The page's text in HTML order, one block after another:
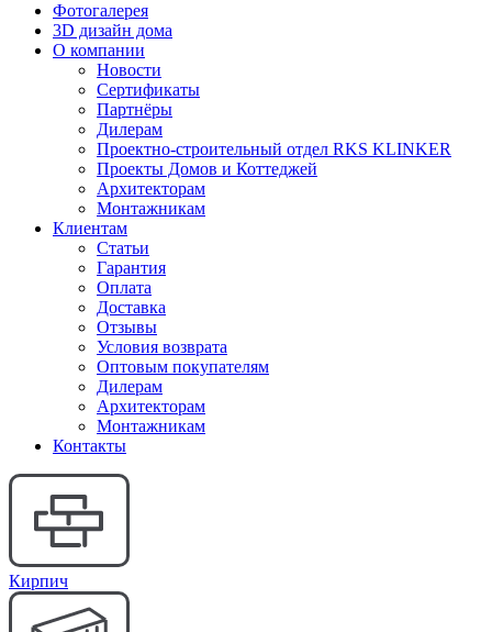
Фотогалерея
3D дизайн дома
О компании
Новости
Сертификаты
Партнёры
Дилерам
Проектно-строительный отдел RKS KLINKER
Проекты Домов и Коттеджей
Архитекторам
Монтажникам
Клиентам
Статьи
Гарантия
Оплата
Доставка
Отзывы
Условия возврата
Оптовым покупателям
Дилерам
Архитекторам
Монтажникам
Контакты
Кирпич